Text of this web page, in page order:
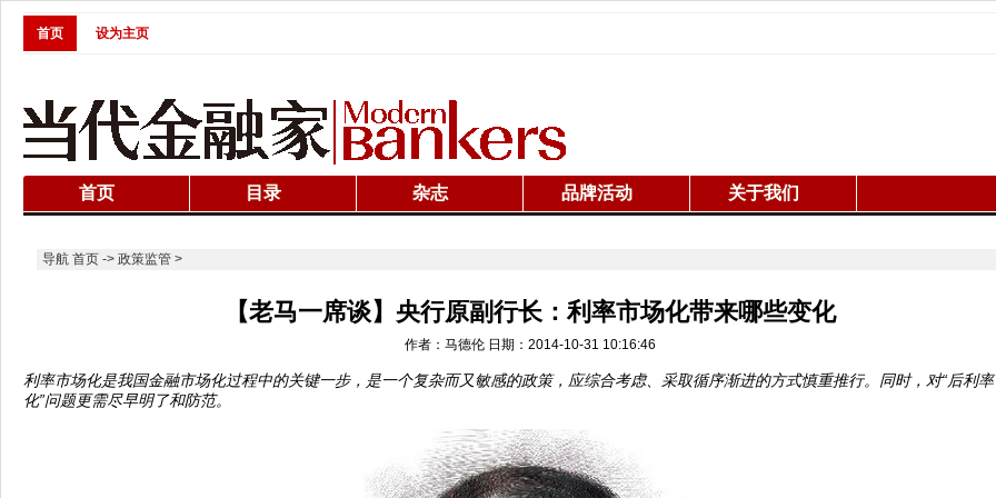
首页 设为主页
首页 目录 杂志 品牌活动 关于我们
导航 首页-> 政策监管>
【老马一席谈】央行原副行长：利率市场化带来哪些变化
作者：马德伦 日期：2014-10-31 10:16:46
利率市场化是我国金融市场化过程中的关键一步，是一个复杂而又敏感的政策，应综合考虑、采取循序渐进的方式慎重推行。同时，对“后利
化”问题更需尽早明了和防范。